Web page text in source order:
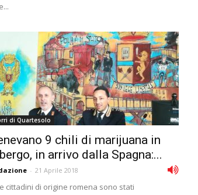
di Quartesolo
9 chili di marijuana in
in arrivo dalla Spagna:...
- 21 Aprile 2018
cittadini di origine romena sono stati